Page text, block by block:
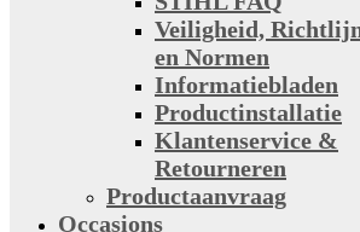
Veiligheid,
en Normen
Informatiebladen
Productinstallatie
Klantenservice &
Retourneren
Productaanvraag
Occasions